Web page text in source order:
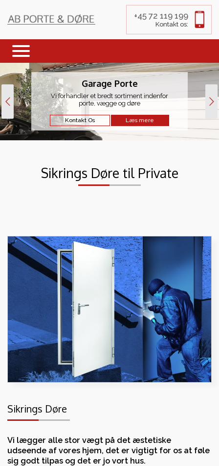
+45 72 119 199
Kontakt os:
Garage Porte
Vi forhandler et bredt sortiment indenfor
porte, vægge og døre
Kontakt Os Læs mere
Sikrings Døre til Private
Sikrings Døre
Vi lægger alle stor vægt på det æstetiske
udseende af vores hjem, det er vigtigt for os at føle
sig godt tilpas og det er jo vort hus.